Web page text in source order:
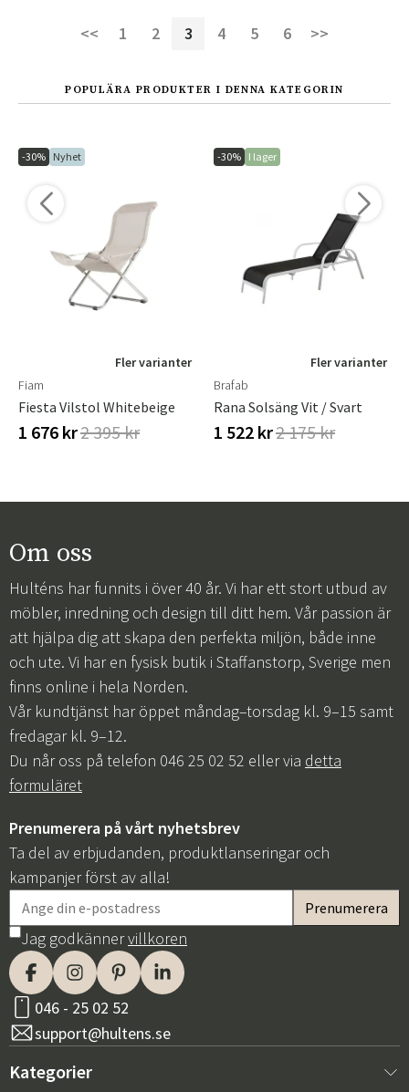
<< 1 2 3 4 5 6 >>
POPULÄRA PRODUKTER I DENNA KATEGORIN
-30% Nyhet
Fler varianter
Fiam
Fiesta Vilstol Whitebeige
1 676 kr2 395 kr
-30% I lager
Fler varianter
Brafab
Rana Solsäng Vit / Svart
1 522 kr2 175 kr
Om oss
Hulténs har funnits i över 40 år. Vi har ett stort utbud av
möbler, inredning och design till ditt hem. Vår passion är
att hjälpa dig att skapa den perfekta miljön, både inne
och ute. Vi har en fysisk butik i Staffanstorp, Sverige men
finns online i hela Norden.
Vår kundtjänst har öppet måndag–torsdag kl. 9–15 samt
fredagar kl. 9–12.
Du når oss på telefon 046 25 02 52 eller via detta
formuläret
Prenumerera på vårt nyhetsbrev
Ta del av erbjudanden, produktlanseringar och
kampanjer först av alla!
Jag godkännervillkoren
046 - 25 02 52
support@hultens.se
Kategorier